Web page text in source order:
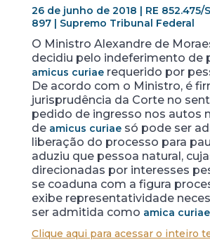
26 de junho de 2018 | RE 852.475/
897 | Supremo Tribunal Federal
O Ministro Alexandre de
decidiu pelo indeferimento de
amicus curiaerequerido por
De acordo com o Ministro, é
jurisprudência da Corte no
pedido de ingresso nos autos
de amicus curiae só pode ser
liberação do processo para
aduziu que pessoa natural,
direcionadas por interesses
se coaduna com a figura
exibe representatividade
ser admitida como amica curiae
Clique aqui para acessar o inteiro